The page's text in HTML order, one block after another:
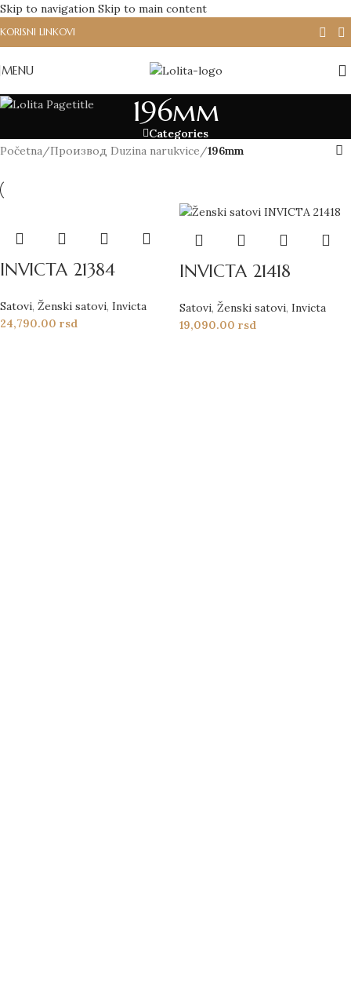
Skip to navigation Skip to main content
KORISNI LINKOVI
MENU
196mm
Categories
Početna/Производ Duzina narukvice/196mm
INVICTA 21384
Satovi, Ženski satovi, Invicta
24,790.00 rsd
INVICTA 21418
Satovi, Ženski satovi, Invicta
19,090.00 rsd